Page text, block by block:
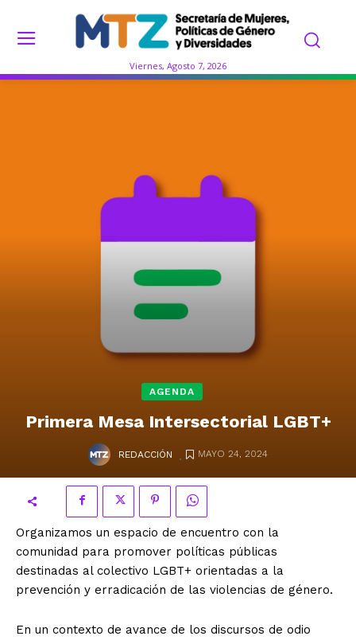
Viernes, Agosto 7, 2026
AGENDA
Primera Mesa Intersectorial LGBT+
REDACCIÓN . MAYO 24, 2024
Organizamos un espacio de encuentro con la
comunidad para promover políticas públicas
destinadas al colectivo LGBT+ orientadas a la
prevención y erradicación de las violencias de género.
En un contexto de avance de los discursos de odio